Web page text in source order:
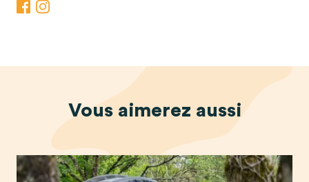
Vous aimerez aussi